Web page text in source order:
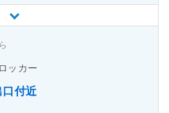
ッカー
付近